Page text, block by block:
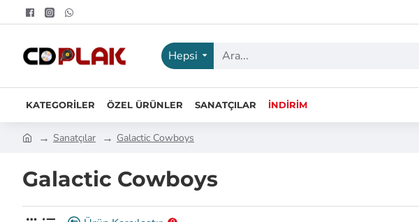
Hepsi
KATEGORILER ÖZEL ÜRÜNLER SANATÇILAR İNDIRIM
Sanatçılar Galactic Cowboys
Galactic Cowboys